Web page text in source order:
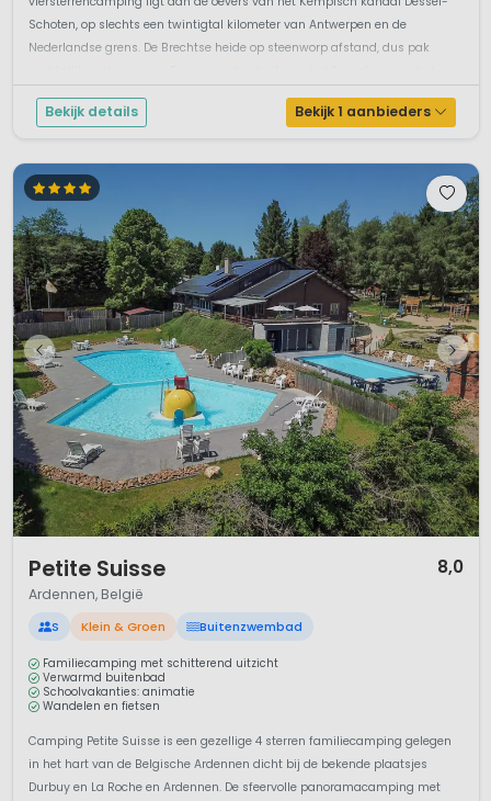
Schoten, op slechts een twintigtal kilometer van Antwerpen en de
Nederlandse grens. De Brechtse heide op steenworp afstand, dus pak
terras bij he...
Bekijk details Bekijk 1 aanbieders
Petite Suisse 8,0
Ardennen, België
S Klein & Groen Buitenzwembad
Familiecamping met schitterend uitzicht
Verwarmd buitenbad
Schoolvakanties: animatie
Wandelen en fietsen
Camping Petite Suisse is een gezellige 4 sterren familiecamping gelegen
in het hart van de Belgische Ardennen dicht bij de bekende plaatsjes
Durbuy en La Roche en Ardennen. De sfeervolle panoramacamping met